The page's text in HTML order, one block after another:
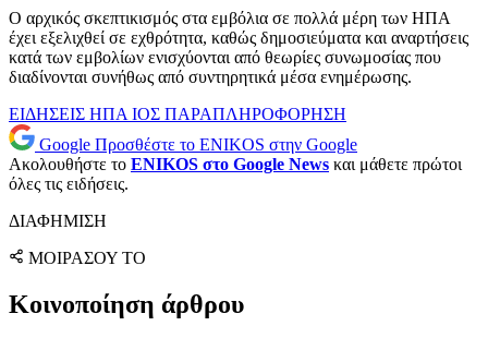
Ο αρχικός σκεπτικισμός στα εμβόλια σε πολλά μέρη των ΗΠΑ
έχει εξελιχθεί σε εχθρότητα, καθώς δημοσιεύματα και αναρτήσεις
κατά των εμβολίων ενισχύονται από θεωρίες συνωμοσίας που
διαδίνονται συνήθως από συντηρητικά μέσα ενημέρωσης.
ΕΙΔΗΣΕΙΣ ΗΠΑ ΙΟΣ ΠΑΡΑΠΛΗΡΟΦΟΡΗΣΗ
Google Προσθέστε το ENIKOS στην Google
Ακολουθήστε το ENIKOS στο Google News και μάθετε πρώτοι
όλες τις ειδήσεις.
ΔΙΑΦΗΜΙΣΗ
ΜΟΙΡΑΣΟΥ ΤΟ
Κοινοποίηση άρθρου